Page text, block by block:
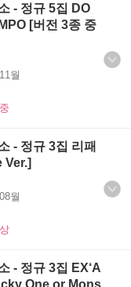
- 정규 5집 DO
[버전 3종 중
월
중
- 정규 3집 리패
Ver.]
월
상
- 정규 3집 EX‘A
One or Mons